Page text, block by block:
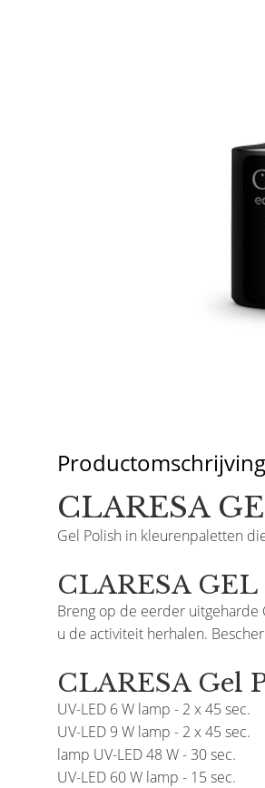
Productomschrijving
CLARESA
Gel Polish in kleurenpaletten
CLARESA
Breng op de eerder uitgeharde
u de activiteit herhalen.
CLARESA Gel
UV-LED 6 W lamp - 2 x 45 sec.
UV-LED 9 W lamp - 2 x 45 sec.
lamp UV-LED 48 W - 30 sec.
UV-LED 60 W lamp - 15 sec.